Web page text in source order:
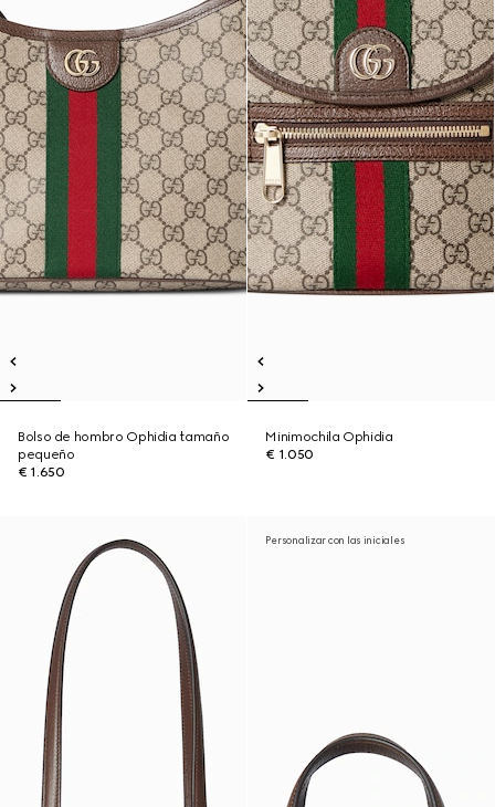
Bolso de hombro Ophidia tamaño
pequeño
€ 1.650
Minimochila Ophidia
€ 1.050
Personalizar con las iniciales